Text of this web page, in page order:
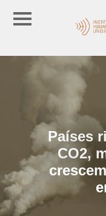
Países
CO2,